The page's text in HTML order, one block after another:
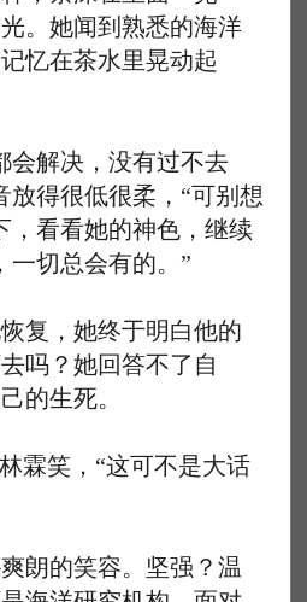
。她闻到熟悉的海洋
忆在茶水里晃动起
解决，没有过不去
放得很低很柔，“可别想
，看看她的神色，继续
一切总会有的。”
，她终于明白他的
吗？她回答不了自
的生死。
笑，“这可不是大话
的笑容。坚强？温